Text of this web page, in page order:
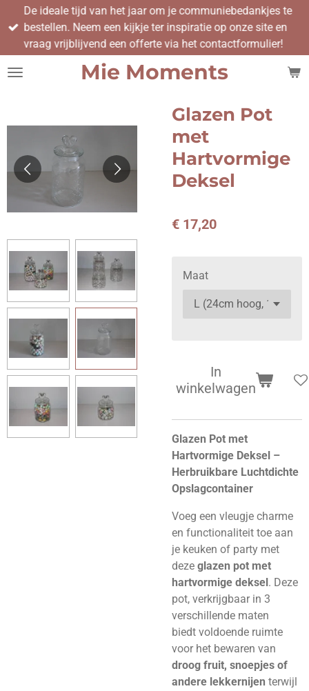
direct
naar
hoofdinhoud
Mie Moments
De ideale tijd van het jaar om je communiebedankjes te
bestellen. Neem een kijkje ter inspiratie op onze site en
vraag vrijblijvend een offerte via het contactformulier!
Glazen Pot
met
Hartvormige
Deksel
€ 17,20
Maat
In
winkelwagen
Glazen Pot met
Hartvormige Deksel –
Herbruikbare Luchtdichte
Opslagcontainer
Voeg een vleugje charme
en functionaliteit toe aan
je keuken of party met
deze glazen pot met
hartvormige deksel. Deze
pot, verkrijgbaar in 3
verschillende maten
biedt voldoende ruimte
voor het bewaren van
droog fruit, snoepjes of
andere lekkernijen terwijl